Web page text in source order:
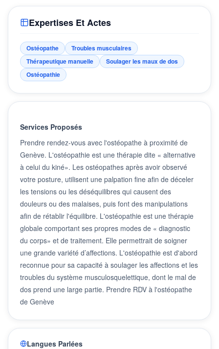
Expertises Et Actes
Ostéopathe
Troubles musculaires
Thérapeutique manuelle
Soulager les maux de dos
Ostéopathie
Services Proposés
Prendre rendez-vous avec l'ostéopathe à proximité de
Genève. L'ostéopathie est une thérapie dite « alternative
à celui du kiné». Les ostéopathes après avoir observé
votre posture, utilisent une palpation fine afin de déceler
les tensions ou les déséquilibres qui causent des
douleurs ou des malaises, puis font des manipulations
afin de rétablir l'équilibre. L'ostéopathie est une thérapie
globale comportant ses propres modes de « diagnostic
du corps» et de traitement. Elle permettrait de soigner
une grande variété d’affections. L'ostéopathie est d'abord
reconnue pour sa capacité à soulager les affections et les
troubles du système musculosquelettique, dont le mal de
dos prend une large partie. Prendre RDV à l'ostéopathe
de Genève
Langues Parlées